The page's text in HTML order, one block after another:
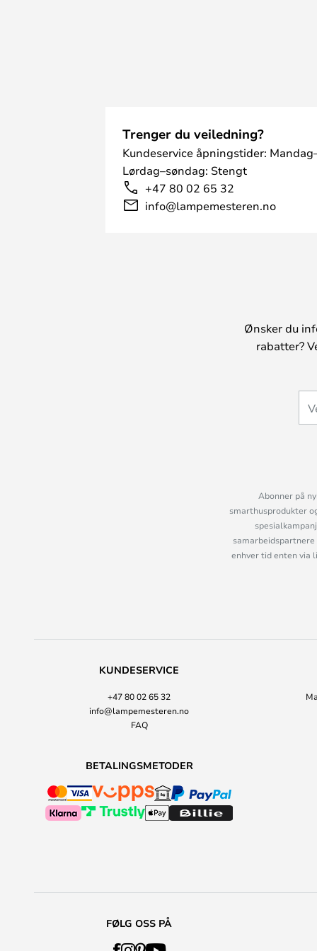
Trenger du veiledning?
Kundeservice åpningstider:
Lørdag–søndag: Stengt
+47 80 02 65 32
info@lampemesteren.no
Ønsker du
rabatter?
Abonner på
smarthusprodukter
enhver tid enten via
KUNDESERVICE
+47 80 02 65 32
info@lampemesteren.no
FAQ
BETALINGSMETODER
FØLG OSS PÅ